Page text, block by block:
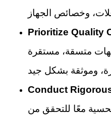
Prioritize Quality
متسقة، مستقرة
Conduct
معًا للتحقق من